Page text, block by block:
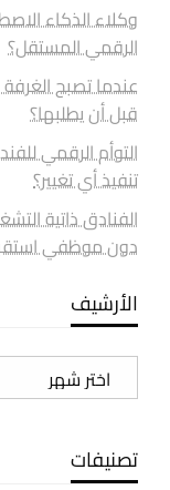
وكلاء الذكاء
الرقمي المستقل؟
عندما تصبح
قبل أن يطلبها؟
التوأم الرقمي
تنفيذ أي تغيير؟
الفنادق ذاتية
دون موظفي
الأرشيف
الأرشيف
تصنيفات